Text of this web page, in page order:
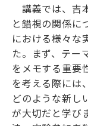
講義では、吉
と錯視の関係に
における様々な
た。まず、テー
をメモする重要
を考える際には
どのような新し
が大切だと学び